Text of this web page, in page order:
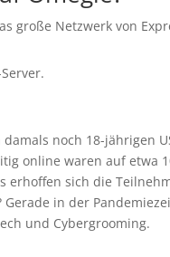
große Netzwerk von
noch 18-jährigen
online waren auf etwa
erhoffen sich die
in der
und Cybergrooming.